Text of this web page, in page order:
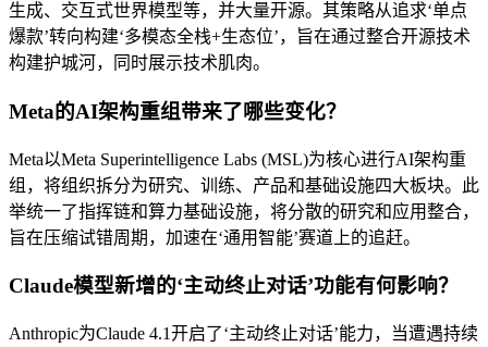
生成、交互式世界模型等，并大量开源。其策略从追求‘单点
爆款’转向构建‘多模态全栈+生态位’，旨在通过整合开源技术
构建护城河，同时展示技术肌肉。
Meta的AI架构重组带来了哪些变化？
Meta以Meta Superintelligence Labs (MSL)为核心进行AI架构重
组，将组织拆分为研究、训练、产品和基础设施四大板块。此
举统一了指挥链和算力基础设施，将分散的研究和应用整合，
旨在压缩试错周期，加速在‘通用智能’赛道上的追赶。
Claude模型新增的‘主动终止对话’功能有何影响？
Anthropic为Claude 4.1开启了‘主动终止对话’能力，当遭遇持续